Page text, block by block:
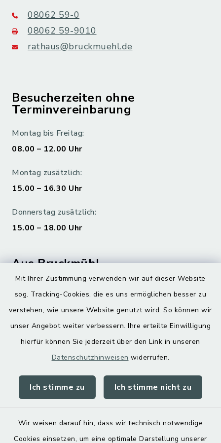
Mit Ihrer Zustimmung verwenden wir auf dieser Website
sog. Tracking-Cookies, die es uns ermöglichen besser zu
verstehen, wie unsere Website genutzt wird. So können wir
unser Angebot weiter verbessern. Ihre erteilte Einwilligung
hierfür können Sie jederzeit über den Link in unseren
Datenschutzhinweisen widerrufen.
Ich stimme zu Ich stimme nicht zu
Wir weisen darauf hin, dass wir technisch notwendige
Cookies einsetzen, um eine optimale Darstellung unserer
08062 59-0
08062 59-9010
rathaus@bruckmuehl.de
Besucherzeiten ohne
Terminvereinbarung
Montag bis Freitag:
08.00 – 12.00 Uhr
Montag zusätzlich:
15.00 – 16.30 Uhr
Donnerstag zusätzlich:
15.00 – 18.00 Uhr
Aus Bruckmühl
Digitaler Ortsplan
Kontakt